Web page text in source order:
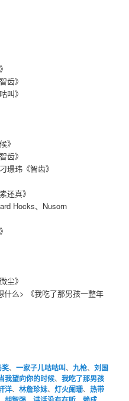
齿》
叫》
》
齿》
璟玮《智齿》
还真》
Hocks、Nusorn
尘》
什么> 《我吃了那男孩一整年
、一家子儿咕咕叫、 九枪、刘国
我望向你的时候、我吃了那男孩
洋、林詹珍妹、灯火阑珊、热带